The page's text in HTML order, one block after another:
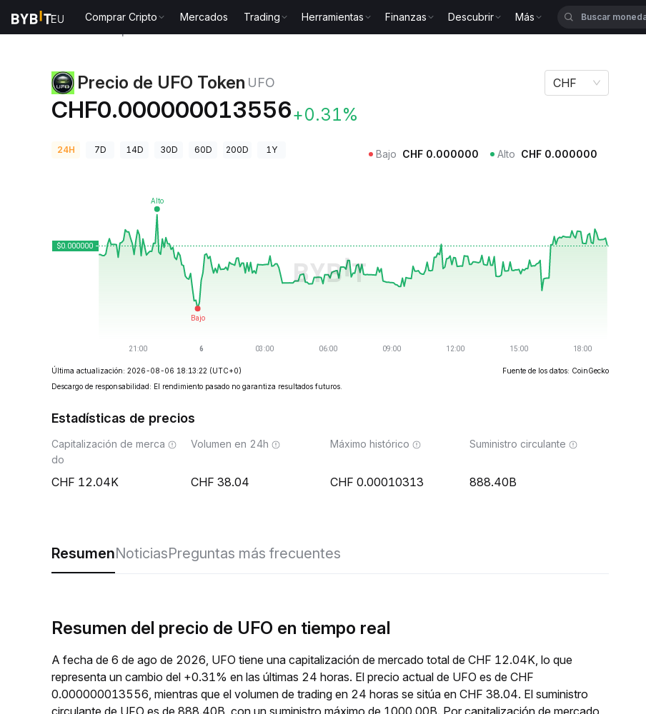
Comprar Cripto Mercados Trading Herramientas Finanzas Descubrir Más
Precio de UFO Token UFO
CHF0.000000013556+0.31%
CHF
24H 7D 14D 30D 60D 200D 1Y Bajo CHF 0.000000 Alto CHF 0.000000
Última actualización: 2026-08-06 18:13:22 (UTC+0)
Fuente de los datos: CoinGecko
Descargo de responsabilidad: El rendimiento pasado no garantiza resultados futuros.
Estadísticas de precios
Capitalización de merca
do
12.04K
Volumen en 24h
38.04
Máximo histórico
0.00010313
Suministro circulante
888.40B
ResumenNoticiasPreguntas más frecuentes
Resumen del precio de UFO en tiempo real
A fecha de 6 de ago de 2026, UFO tiene una capitalización de mercado total de CHF 12.04K, lo que
representa un cambio del +0.31% en las últimas 24 horas. El precio actual de UFO es de CHF
0.000000013556, mientras que el volumen de trading en 24 horas se sitúa en CHF 38.04. El suministro
circulante de UFO es de 888.40B, con un suministro máximo de 1000.00B. Por capitalización de mercado,